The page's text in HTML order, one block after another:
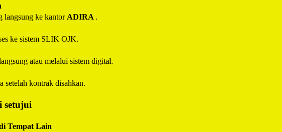
langsung ke kantor ADIRA .
ke sistem SLIK OJK.
atau melalui sistem digital.
setelah kontrak disahkan.
setujui
Tempat Lain